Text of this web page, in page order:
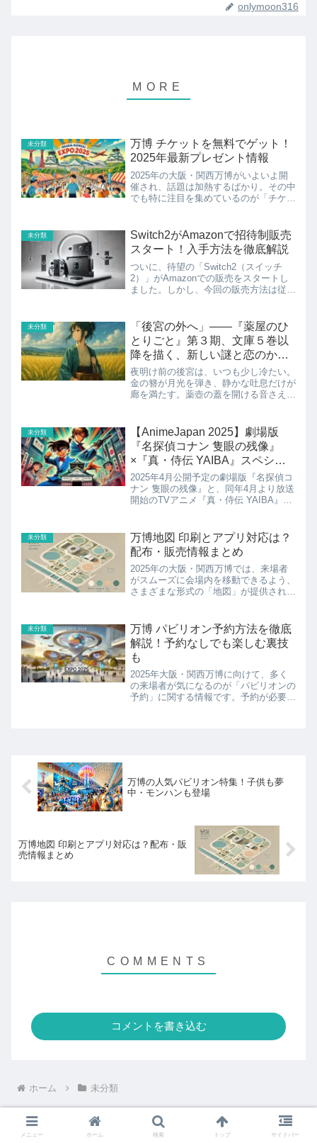
onlymoon316
未分類
万博 チケットを無料でゲット！
2025年最新プレゼント情報
2025年の大阪・関西万博がいよいよ開
催され、話題は加熱するばかり。その中
でも特に注目を集めているのが「チケッ
て、万博の入場券が無料で手に入るチャ
ンスが続々と登場してい...
未分類
Switch2がAmazonで招待制販売
スタート！入手方法を徹底解説
ついに、待望の「Switch2（スイッチ
2）」がAmazonでの販売をスタートし
ました。しかし、今回の販売方法は従来
売は、単に「カートに入れて購入」する
だけではなく、A...
未分類
「後宮の外へ」――『薬屋のひ
とりごと』第３期、文庫５巻以
降を描く、新しい謎と恋のかた
ち
夜明け前の後宮は、いつも少し冷たい。
金の簪が月光を弾き、静かな吐息だけが
廊を満たす。薬壺の蓋を開ける音さえ、
いた――。『薬屋のひとりごと』第３期
が、2026年秋に放送...
未分類
【AnimeJapan 2025】劇場版
『名探偵コナン 隻眼の残像』
×『真・侍伝 YAIBA』スペシャ
ルコラボステージ開催決定！
2025年4月公開予定の劇場版『名探偵コ
ナン 隻眼の残像』と、同年4月より放送
開始のTVアニメ『真・侍伝 YAIBA』
日本最大級のアニメイベント
「AnimeJapan 2...
未分類
万博地図 印刷とアプリ対応は？
配布・販売情報まとめ
2025年の大阪・関西万博では、来場者
がスムーズに会場内を移動できるよう、
さまざまな形式の「地図」が提供されて
ホで確認できる地図アプリを探している
人、そして現地で販売...
未分類
万博 パビリオン予約方法を徹底
解説！予約なしでも楽しむ裏技
も
2025年大阪・関西万博に向けて、多く
の来場者が気になるのが「パビリオンの
予約」に関する情報です。予約が必要な
万博の人気パビリオン特集！子供も夢
中・モンハンも登場
万博地図 印刷とアプリ対応は？配布・販
売情報まとめ
コメントを書き込む
ホーム 未分類
メニュー ホーム 検索 トップ サイドバー